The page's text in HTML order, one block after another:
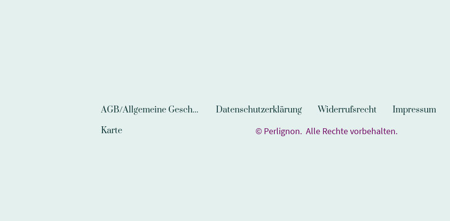
AGB/Allgemeine Geschäftsbedingungen Datenschutzerklärung Widerrufsrecht Impressum
Karte
© Perlignon. Alle Rechte vorbehalten.